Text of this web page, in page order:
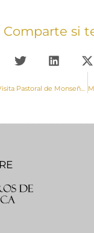
Comparte si